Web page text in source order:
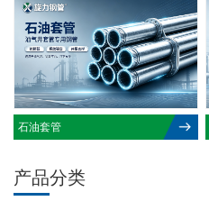
石油套管
产品分类